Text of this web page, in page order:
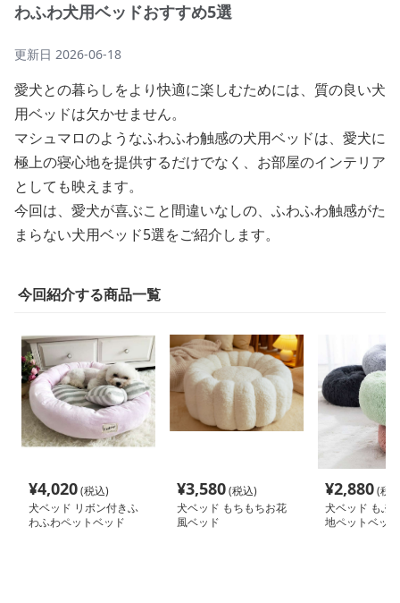
わふわ犬用ベッドおすすめ5選
更新日 2026-06-18
愛犬との暮らしをより快適に楽しむためには、質の良い犬
用ベッドは欠かせません。
マシュマロのようなふわふわ触感の犬用ベッドは、愛犬に
極上の寝心地を提供するだけでなく、お部屋のインテリア
としても映えます。
今回は、愛犬が喜ぶこと間違いなしの、ふわふわ触感がた
まらない犬用ベッド5選をご紹介します。
今回紹介する商品一覧
¥4,020(税込)
犬ベッド リボン付きふ
わふわペットベッド
¥3,580(税込)
犬ベッド もちもちお花
風ベッド
¥2,880(税
犬ベッド もふ
地ペットベッド